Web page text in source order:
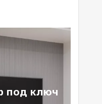
под ключ